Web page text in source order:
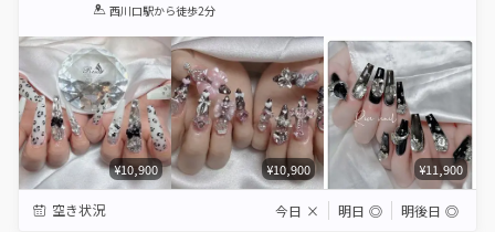
1 2 3 4 5
西川口駅から徒歩2分
¥10,900 ¥10,900 ¥11,900
空き状況 今日 × 明日 ◎ 明後日 ◎